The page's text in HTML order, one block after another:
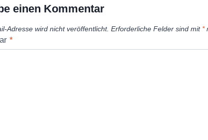
einen Kommentar
Adresse wird nicht veröffentlicht. Erforderliche Felder sind mit *
*